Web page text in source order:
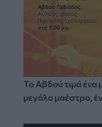
Το Αβδού τιμά ένα
μεγάλο μαέστρο,